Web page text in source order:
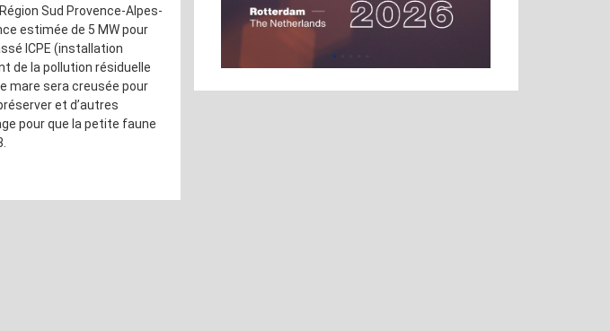
Sud Provence-Alpes-
estimée de 5 MW pour
ICPE (installation
de la pollution résiduelle
mare sera creusée pour
et d’autres
pour que la petite faune